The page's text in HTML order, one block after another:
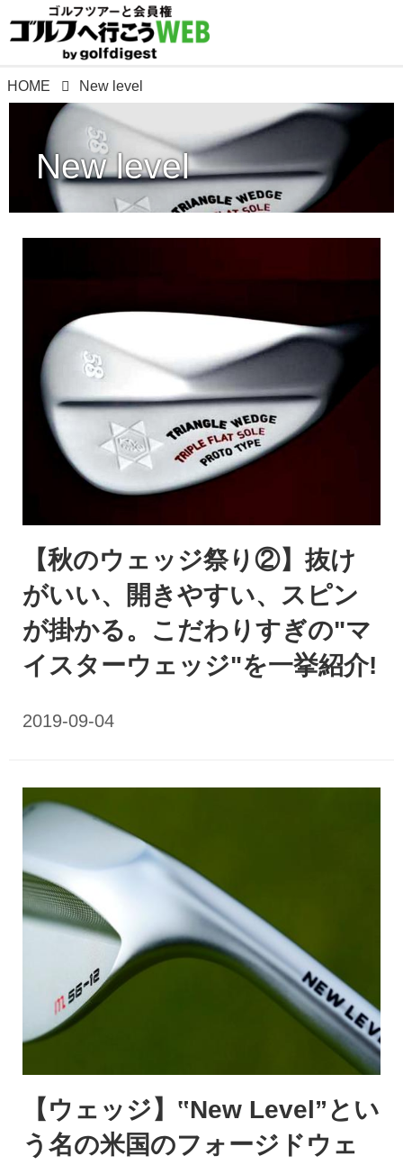
HOME New level
New level
【秋のウェッジ祭り②】抜け
がいい、開きやすい、スピン
が掛かる。こだわりすぎの"マ
イスターウェッジ"を一挙紹介!
【ウェッジ】‟New Level”とい
う名の米国のフォージドウェ